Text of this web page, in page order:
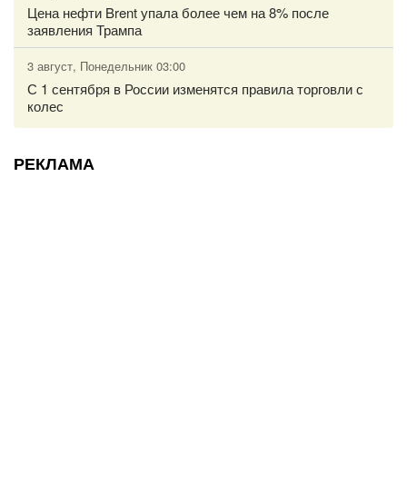
Цена нефти Brent упала более чем на 8% после
заявления Трампа
3 август, Понедельник 03:00
С 1 сентября в России изменятся правила торговли с
колес
РЕКЛАМА